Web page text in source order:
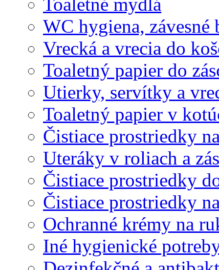
WC hygiena, závesné
Vrecká a vrecia do
Toaletný papier do
Utierky, servítky a
Toaletný papier v
Čistiace prostriedky
Uteráky v roliach a
Čistiace prostriedky
Čistiace prostriedky
Ochranné krémy na
Iné hygienické